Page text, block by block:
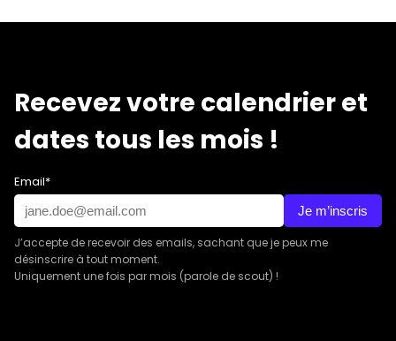
Recevez votre calendrier et
dates tous les mois !
Email*
Je m’inscris
J’accepte de recevoir des emails, sachant que je peux me
désinscrire à tout moment.
Uniquement une fois par mois (parole de scout) !